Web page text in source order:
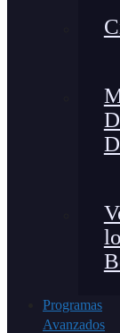
Programas
Avanzados